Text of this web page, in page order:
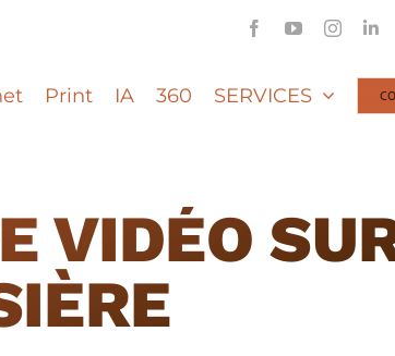
FacebookYouTube
Print IA 360 SERVICES
VIDÉO